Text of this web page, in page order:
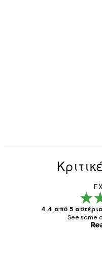
4.4 από 5
See some